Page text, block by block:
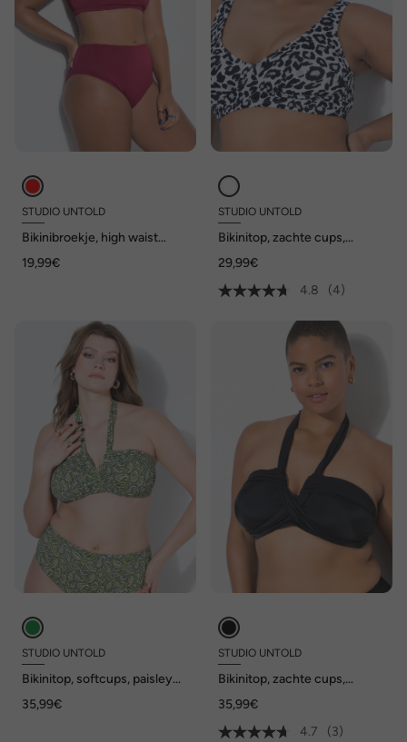
STUDIO UNTOLD
Bikinibroekje, high waist
19,99€
STUDIO UNTOLD
Bikinitop, zachte cups,
29,99€
4.8
(4)
STUDIO UNTOLD
Bikinitop, softcups, paisley
35,99€
STUDIO UNTOLD
Bikinitop, zachte cups,
35,99€
4.7
(3)